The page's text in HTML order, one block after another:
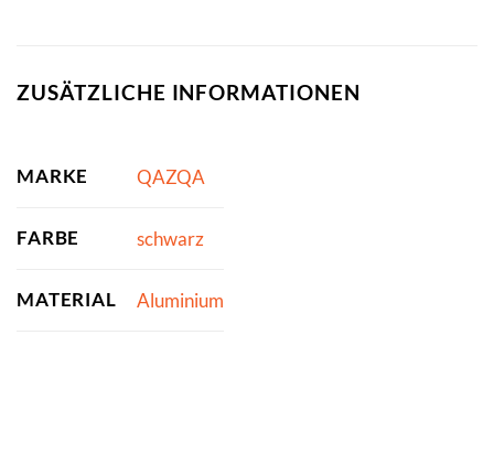
ZUSÄTZLICHE INFORMATIONEN
MARKE QAZQA
FARBE schwarz
MATERIAL Aluminium